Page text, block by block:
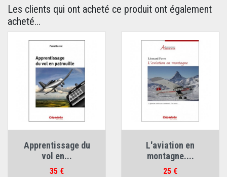
Les clients qui ont acheté ce produit ont également
acheté...
Apprentissage du
vol en...
Prix
35 €
L'aviation en
montagne....
Prix
25 €